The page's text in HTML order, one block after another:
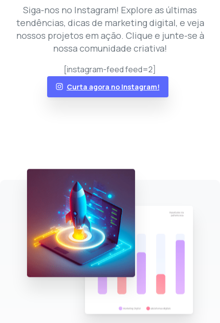
Siga-nos no Instagram! Explore as últimas
tendências, dicas de marketing digital, e veja
nossos projetos em ação. Clique e junte-se à
nossa comunidade criativa!
[instagram-feed feed=2]
Curta agora no Instagram!